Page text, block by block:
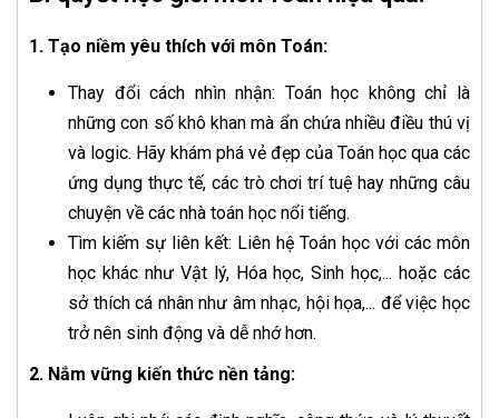
1. Tạo niềm yêu thích với môn Toán:
Thay đổi cách nhìn nhận: Toán học không chỉ là
những con số khô khan mà ẩn chứa nhiều điều thú vị
và logic. Hãy khám phá vẻ đẹp của Toán học qua các
ứng dụng thực tế, các trò chơi trí tuệ hay những câu
chuyện về các nhà toán học nổi tiếng.
Tìm kiếm sự liên kết: Liên hệ Toán học với các môn
học khác như Vật lý, Hóa học, Sinh học,... hoặc các
sở thích cá nhân như âm nhạc, hội họa,... để việc học
trở nên sinh động và dễ nhớ hơn.
2. Nắm vững kiến thức nền tảng: